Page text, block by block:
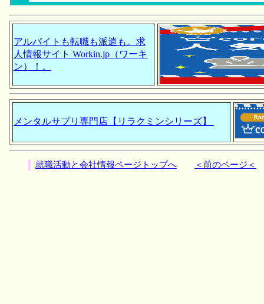
アルバイトも転職も派遣も。求
人情報サイト Workin.jp（ワーキ
ン）！。
メンタルサプリ専門店【リラクミンシリーズ】
就職活動と会社情報ページトップへ ＜前のページ＜